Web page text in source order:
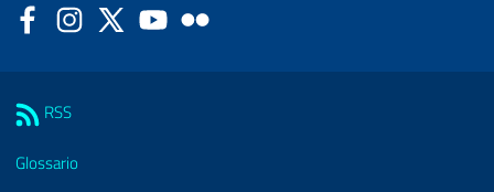
FacebookInstagram
Twitter YouTube
RSS
Glossario